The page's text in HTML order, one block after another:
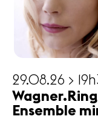
29.08.26 >
Ensemble